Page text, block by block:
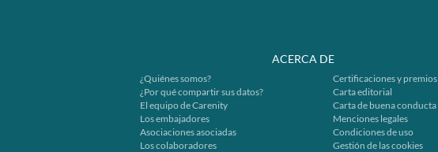
ACERCA DE
¿Quiénes somos?
¿Por qué compartir sus datos?
El equipo de Carenity
Los embajadores
Asociaciones asociadas
Los colaboradores
Certificaciones y premios
Carta editorial
Carta de buena conducta
Menciones legales
Condiciones de uso
Gestión de las cookies